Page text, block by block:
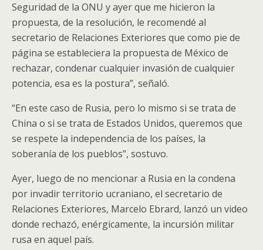
Seguridad de la ONU y ayer que me hicieron la
propuesta, de la resolución, le recomendé al
secretario de Relaciones Exteriores que como pie de
página se estableciera la propuesta de México de
rechazar, condenar cualquier invasión de cualquier
potencia, esa es la postura”, señaló.
“En este caso de Rusia, pero lo mismo si se trata de
China o si se trata de Estados Unidos, queremos que
se respete la independencia de los países, la
soberanía de los pueblos”, sostuvo.
Ayer, luego de no mencionar a Rusia en la condena
por invadir territorio ucraniano, el secretario de
Relaciones Exteriores, Marcelo Ebrard, lanzó un video
donde rechazó, enérgicamente, la incursión militar
rusa en aquel país.